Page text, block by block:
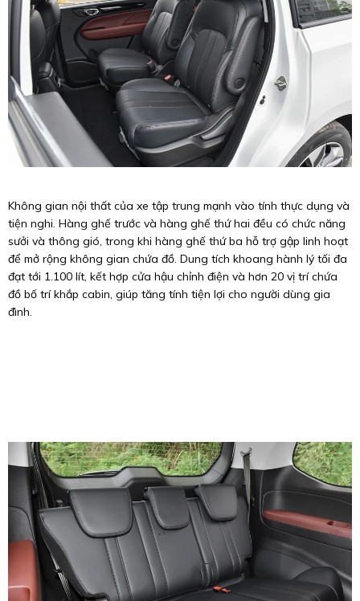
Không gian nội thất của xe tập trung mạnh vào tính thực dụng và
tiện nghi. Hàng ghế trước và hàng ghế thứ hai đều có chức năng
sưởi và thông gió, trong khi hàng ghế thứ ba hỗ trợ gập linh hoạt
để mở rộng không gian chứa đồ. Dung tích khoang hành lý tối đa
đạt tới 1.100 lít, kết hợp cửa hậu chỉnh điện và hơn 20 vị trí chứa
đồ bố trí khắp cabin, giúp tăng tính tiện lợi cho người dùng gia
đình.